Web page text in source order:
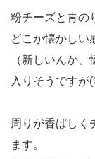
粉チーズと青の
どこか懐かしい
（新しいんか
入りそうですが(
周りが香ばしく
ます。